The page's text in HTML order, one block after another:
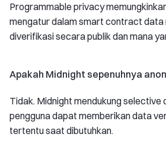
Programmable privacy
mengatur dalam smart contract data
diverifikasi secara publik dan mana
Apakah Midnight sepenuhnya
Tidak. Midnight mendukung selective
pengguna dapat memberikan data
tertentu saat dibutuhkan.